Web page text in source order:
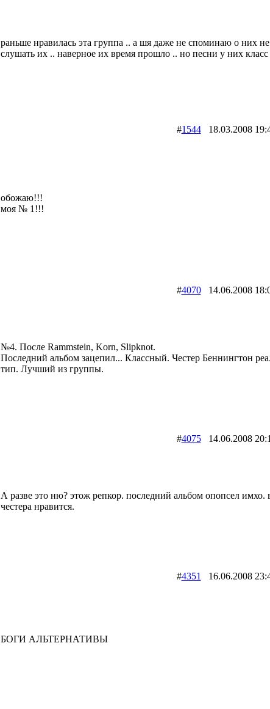
раньше нравилась эта группа .. а шя даже не споминаю о них
слушать их .. наверное их время прошло .. но песни у них класс
#154418.03.2008
обожаю!!!
моя № 1!!!
#407014.06.2008
№4. После Rammstein, Korn, Slipknot.
Последний альбом зацепил... Классный. Честер Беннингтон
тип. Лучший из группы.
#407514.06.2008
А разве это ню? этож репкор. последний альбом опопсел имхо.
честера нравится.
#4351 16.06.2008
БОГИ АЛЬТЕРНАТИВЫ